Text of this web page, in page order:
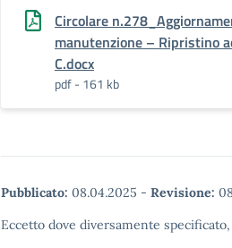
Circolare
manutenzione – Ripristino
C.docx
pdf - 161 kb
Pubblicato: 08.04.2025 - Revisione:
Eccetto dove diversamente